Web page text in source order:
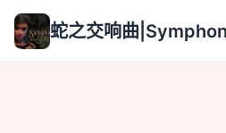
蛇之交响曲